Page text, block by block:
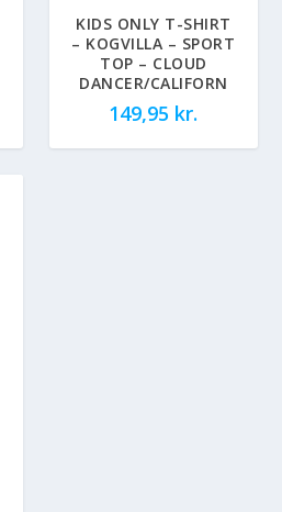
KIDS ONLY T-SHIRT
– KOGVILLA – SPORT
TOP – CLOUD
DANCER/CALIFORN
149,95 kr.